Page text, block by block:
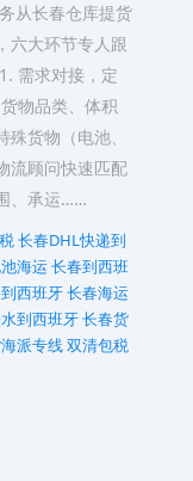
从长春仓库提货
六大环节专人跟
需求对接，定
物品类、体积
货物（电池、
流顾问快速匹配
、承运……
长春DHL快递到
海运长春到西班
西班牙长春海运
到西班牙长春货
派专线 双清包税